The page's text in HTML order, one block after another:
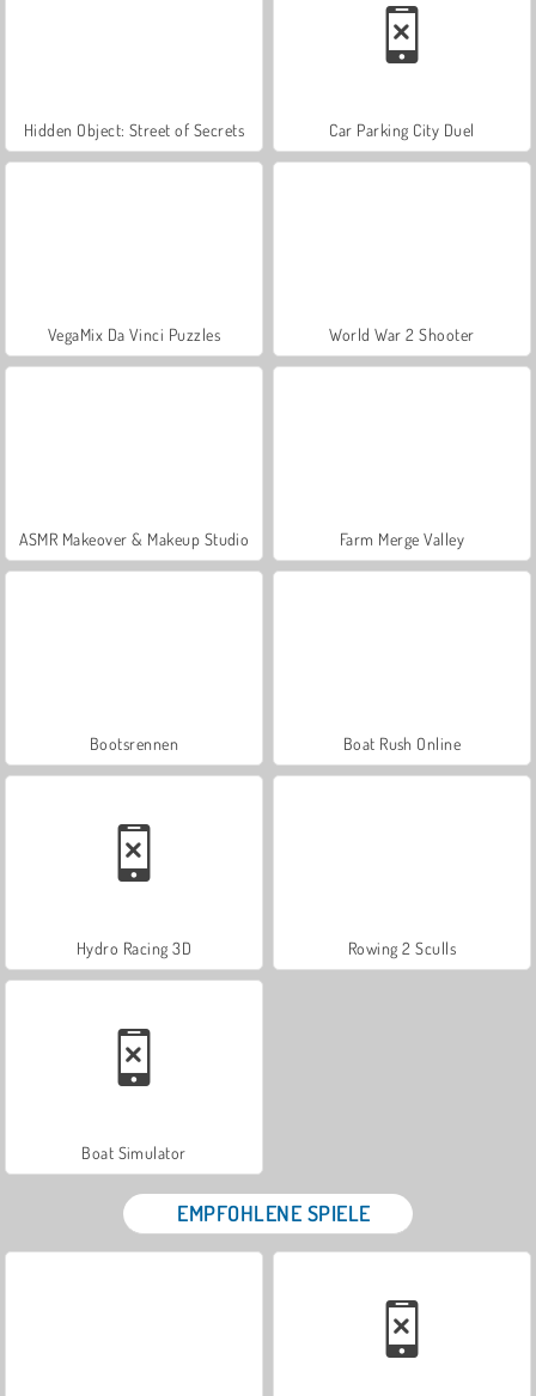
Hidden Object: Street of Secrets Car Parking City Duel
VegaMix Da Vinci Puzzles World War 2 Shooter
ASMR Makeover & Makeup Studio Farm Merge Valley
Bootsrennen Boat Rush Online
Hydro Racing 3D Rowing 2 Sculls
Boat Simulator
EMPFOHLENE SPIELE